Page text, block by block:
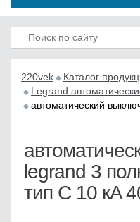
220vek Каталог
Legrand
автоматический
legrand 3
тип С 10 кA